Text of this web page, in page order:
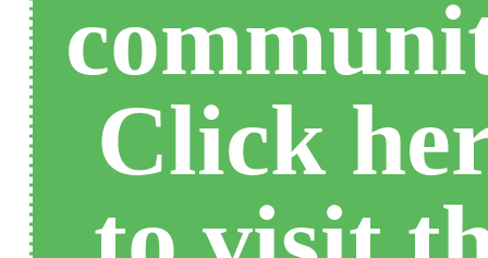
Click